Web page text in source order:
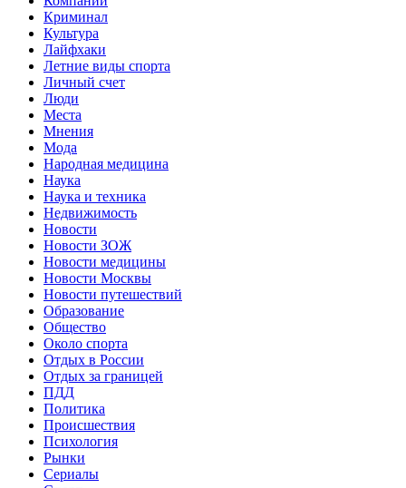
Криминал
Культура
Лайфхаки
Летние виды спорта
Личный счет
Люди
Места
Мнения
Мода
Народная медицина
Наука
Наука и техника
Недвижимость
Новости
Новости ЗОЖ
Новости медицины
Новости Москвы
Новости путешествий
Образование
Общество
Около спорта
Отдых в России
Отдых за границей
ПДД
Политика
Происшествия
Психология
Рынки
Сериалы